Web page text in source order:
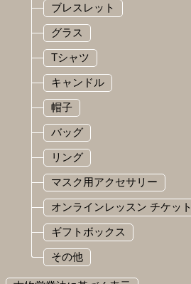
ブレスレット
グラス
Tシャツ
キャンドル
帽子
バッグ
リング
マスク用アクセサリー
オンラインレッスン チケット
ギフトボックス
その他
ショップの評価
すべて